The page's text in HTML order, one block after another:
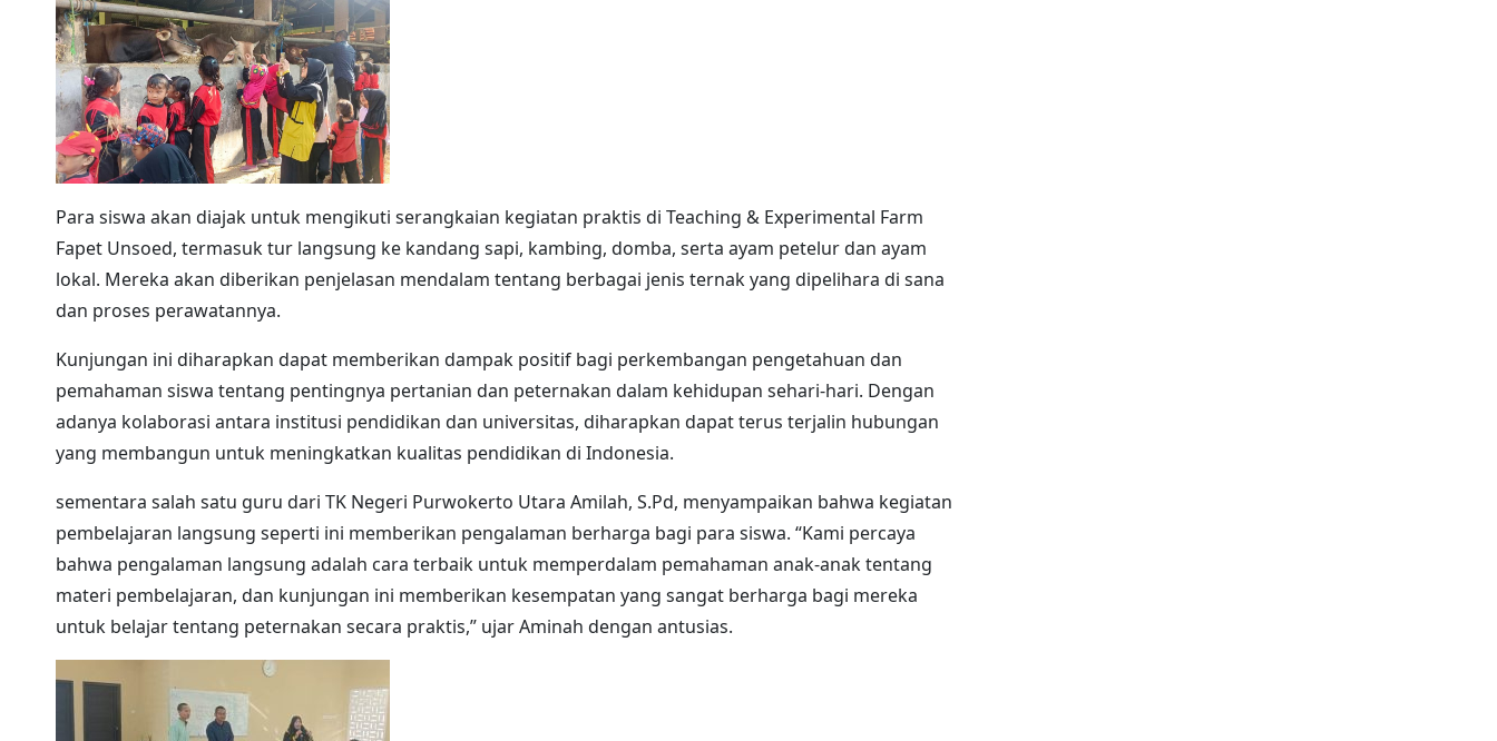
Para siswa akan diajak untuk mengikuti serangkaian kegiatan praktis di Teaching & Experimental Farm
Fapet Unsoed, termasuk tur langsung ke kandang sapi, kambing, domba, serta ayam petelur dan ayam
lokal. Mereka akan diberikan penjelasan mendalam tentang berbagai jenis ternak yang dipelihara di sana
dan proses perawatannya.
Kunjungan ini diharapkan dapat memberikan dampak positif bagi perkembangan pengetahuan dan
pemahaman siswa tentang pentingnya pertanian dan peternakan dalam kehidupan sehari-hari. Dengan
adanya kolaborasi antara institusi pendidikan dan universitas, diharapkan dapat terus terjalin hubungan
yang membangun untuk meningkatkan kualitas pendidikan di Indonesia.
sementara salah satu guru dari TK Negeri Purwokerto Utara Amilah, S.Pd, menyampaikan bahwa kegiatan
pembelajaran langsung seperti ini memberikan pengalaman berharga bagi para siswa. “Kami percaya
bahwa pengalaman langsung adalah cara terbaik untuk memperdalam pemahaman anak-anak tentang
materi pembelajaran, dan kunjungan ini memberikan kesempatan yang sangat berharga bagi mereka
untuk belajar tentang peternakan secara praktis,” ujar Aminah dengan antusias.